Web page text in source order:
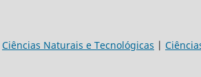
Ciências Naturais e Tecnológicas |